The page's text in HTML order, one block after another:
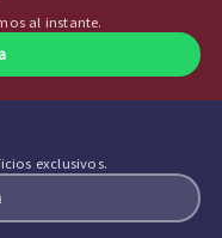
al instante.
exclusivos.